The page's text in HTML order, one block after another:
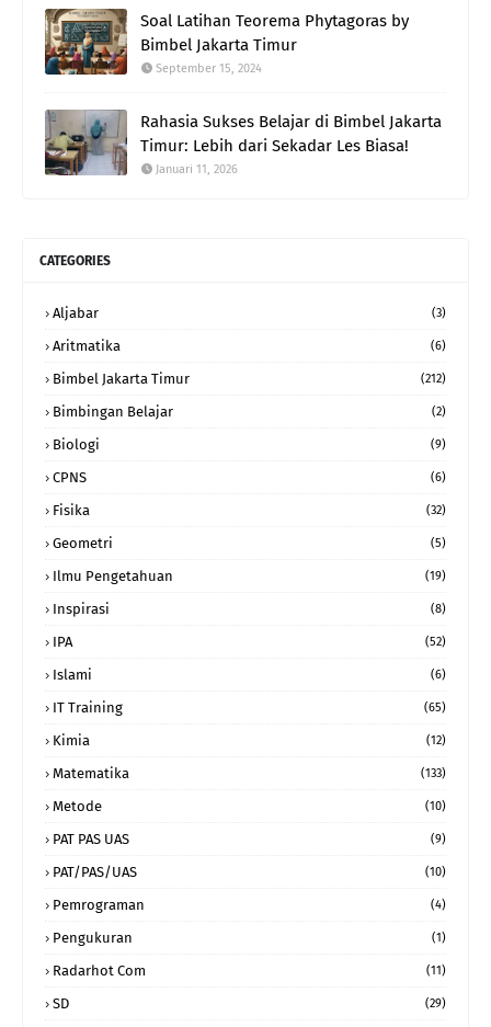
Soal Latihan Teorema Phytagoras by
Bimbel Jakarta Timur
September 15, 2024
Rahasia Sukses Belajar di Bimbel Jakarta
Timur: Lebih dari Sekadar Les Biasa!
Januari 11, 2026
CATEGORIES
Aljabar (3)
Aritmatika (6)
Bimbel Jakarta Timur (212)
Bimbingan Belajar (2)
Biologi (9)
CPNS (6)
Fisika (32)
Geometri (5)
Ilmu Pengetahuan (19)
Inspirasi (8)
IPA (52)
Islami (6)
IT Training (65)
Kimia (12)
Matematika (133)
Metode (10)
PAT PAS UAS (9)
PAT/PAS/UAS (10)
Pemrograman (4)
Pengukuran (1)
Radarhot Com (11)
SD (29)